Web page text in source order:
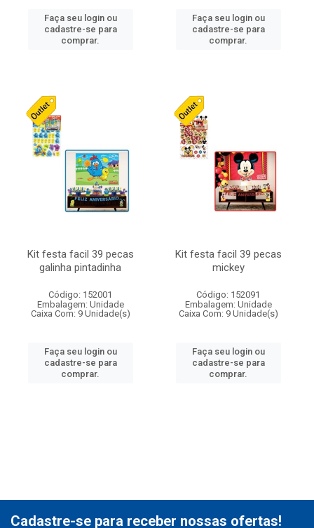
Faça seu login ou
cadastre-se para
comprar.
Faça seu login ou
cadastre-se para
comprar.
Kit festa facil 39 pecas
galinha pintadinha
Código: 152001
Embalagem: Unidade
Caixa Com: 9 Unidade(s)
Faça seu login ou
cadastre-se para
comprar.
Kit festa facil 39 pecas
mickey
Código: 152091
Embalagem: Unidade
Caixa Com: 9 Unidade(s)
Faça seu login ou
cadastre-se para
comprar.
Cadastre-se para receber nossas ofertas!